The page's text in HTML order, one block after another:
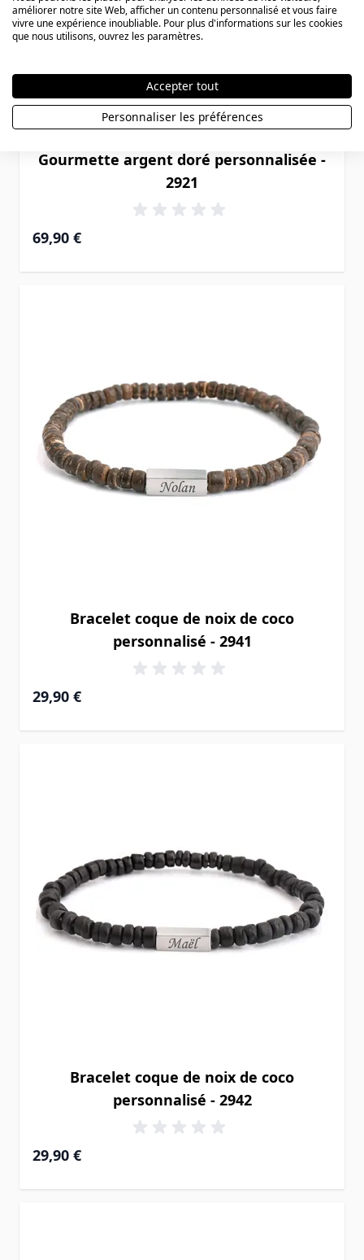
Gourmette argent doré personnalisée -
2921
69,90 €
Bracelet coque de noix de coco
personnalisé - 2941
29,90 €
Bracelet coque de noix de coco
personnalisé - 2942
29,90 €
améliorer notre site Web, afficher un contenu personnalisé et vous faire
vivre une expérience inoubliable. Pour plus d'informations sur les cookies
que nous utilisons, ouvrez les paramètres.
Accepter tout
Personnaliser les préférences